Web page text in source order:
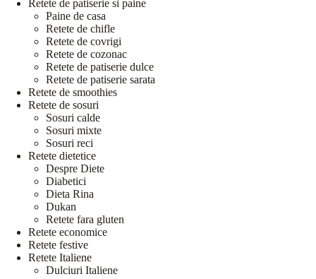
Retete de patiserie si paine
Paine de casa
Retete de chifle
Retete de covrigi
Retete de cozonac
Retete de patiserie dulce
Retete de patiserie sarata
Retete de smoothies
Retete de sosuri
Sosuri calde
Sosuri mixte
Sosuri reci
Retete dietetice
Despre Diete
Diabetici
Dieta Rina
Dukan
Retete fara gluten
Retete economice
Retete festive
Retete Italiene
Dulciuri Italiene